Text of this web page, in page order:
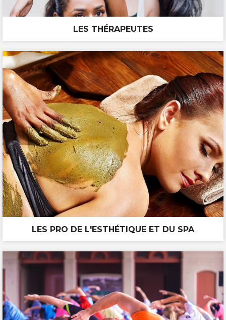
LES THÉRAPEUTES
LES PRO DE L'ESTHÉTIQUE ET DU SPA